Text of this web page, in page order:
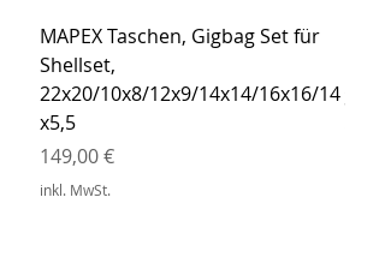
MAPEX Taschen, Gigbag Set für
Shellset,
22x20/10x8/12x9/14x14/16x16/14
x5,5
Preis
149,00 €
inkl. MwSt.
Preis